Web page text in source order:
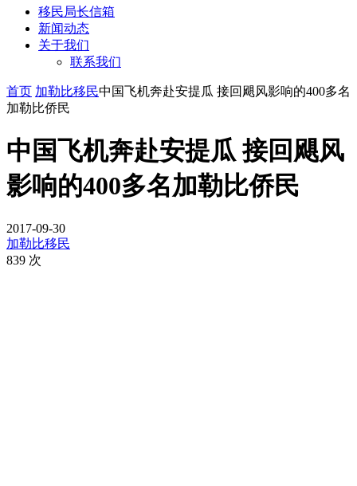
移民局长信箱
新闻动态
关于我们
联系我们
首页 加勒比移民中国飞机奔赴安提瓜 接回飓风影响的400多名
加勒比侨民
中国飞机奔赴安提瓜 接回飓风
影响的400多名加勒比侨民
2017-09-30
加勒比移民
839 次